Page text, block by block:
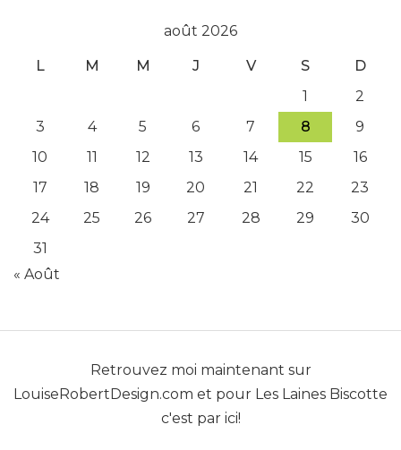
août 2026
L M M J V S
D
1
2
3
4 5 6 7 8
9
10
11 12 13 14 15
16
17
18 19 20 21 22
23
24
25 26 27 28 29
30
31
« Août
Retrouvez moi maintenant sur
LouiseRobertDesign.com et pour Les Laines Biscotte
c'est par ici!